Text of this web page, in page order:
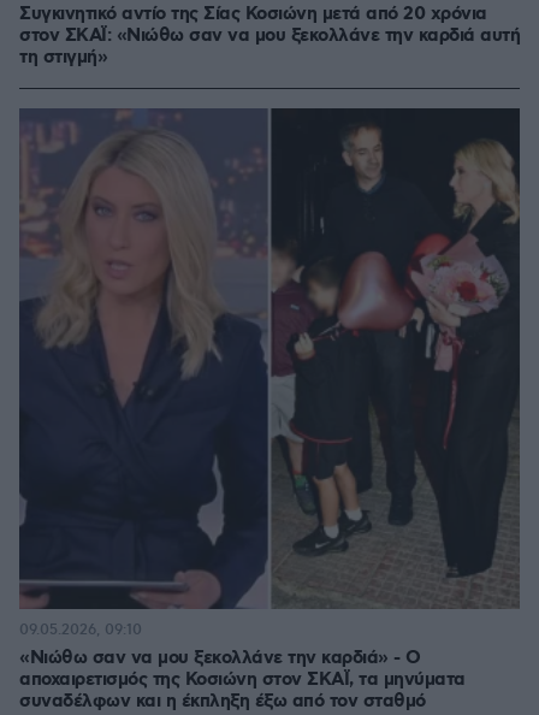
Συγκινητικό αντίο της Σίας Κοσιώνη μετά από 20 χρόνια
στον ΣΚΑΪ: «Νιώθω σαν να μου ξεκολλάνε την καρδιά αυτή
τη στιγμή»
«Νιώθω σαν να μου ξεκολλάνε την καρδιά» - Ο
αποχαιρετισμός της Κοσιώνη στον ΣΚΑΪ, τα μηνύματα
συναδέλφων και η έκπληξη έξω από τον σταθμό
09.05.2026, 09:10